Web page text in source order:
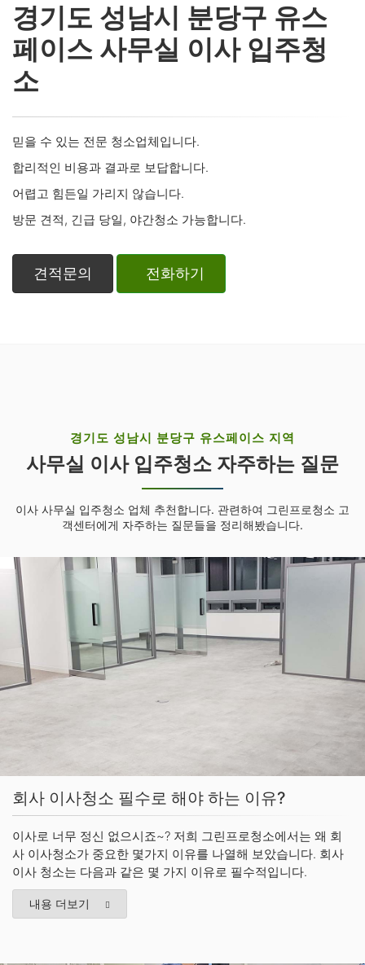
경기도 성남시 분당구 유스
페이스 사무실 이사 입주청
소
믿을 수 있는 전문 청소업체입니다.
합리적인 비용과 결과로 보답합니다.
어렵고 힘든일 가리지 않습니다.
방문 견적, 긴급 당일, 야간청소 가능합니다.
견적문의 전화하기
경기도 성남시 분당구 유스페이스 지역
사무실 이사 입주청소 자주하는 질문
이사 사무실 입주청소 업체 추천합니다. 관련하여 그린프로청소 고
객센터에게 자주하는 질문들을 정리해봤습니다.
회사 이사청소 필수로 해야 하는 이유?
이사로 너무 정신 없으시죠~? 저희 그린프로청소에서는 왜 회
사 이사청소가 중요한 몇가지 이유를 나열해 보았습니다. 회사
이사 청소는 다음과 같은 몇 가지 이유로 필수적입니다.
내용 더보기